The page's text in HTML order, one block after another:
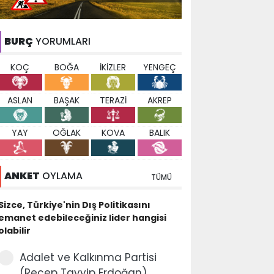
BURÇ YORUMLARI
KOÇ BOĞA İKİZLER YENGEÇ
ASLAN BAŞAK TERAZİ AKREP
YAY OĞLAK KOVA BALIK
ANKET OYLAMA TÜMÜ
Türkiye'nin Dış Politikasını
edebileceğiniz lider hangisi
Adalet ve Kalkınma Partisi